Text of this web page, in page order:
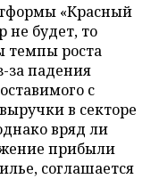
«Красный
не будет, то
темпы роста
за падения
с
в секторе
вряд ли
прибыли
соглашается